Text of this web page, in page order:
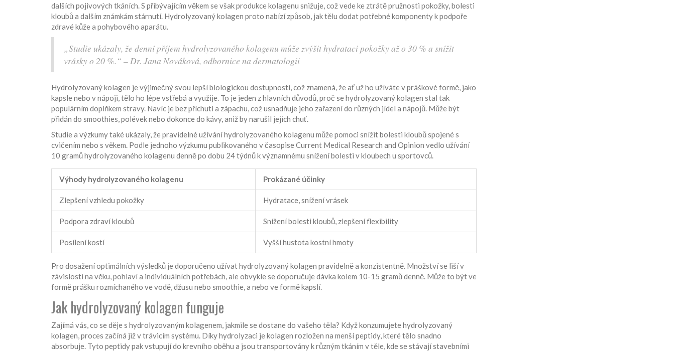
dalších pojivových tkáních. S přibývajícím věkem se však produkce kolagenu snižuje, což vede ke ztrátě pružnosti pokožky, bolesti
kloubů a dalším známkám stárnutí. Hydrolyzovaný kolagen proto nabízí způsob, jak tělu dodat potřebné komponenty k podpoře
zdravé kůže a pohybového aparátu.
„Studie ukázaly, že denní příjem hydrolyzovaného kolagenu může zvýšit hydrataci pokožky až o 30 % a snížit
vrásky o 20 %.“ – Dr. Jana Nováková, odbornice na dermatologii
Hydrolyzovaný kolagen je výjimečný svou lepší biologickou dostupností, což znamená, že ať už ho užíváte v práškové formě, jako
kapsle nebo v nápoji, tělo ho lépe vstřebá a využije. To je jeden z hlavních důvodů, proč se hydrolyzovaný kolagen stal tak
populárním doplňkem stravy. Navíc je bez příchuti a zápachu, což usnadňuje jeho zařazení do různých jídel a nápojů. Může být
přidán do smoothies, polévek nebo dokonce do kávy, aniž by narušil jejich chuť.
Studie a výzkumy také ukázaly, že pravidelné užívání hydrolyzovaného kolagenu může pomoci snížit bolesti kloubů spojené s
cvičením nebo s věkem. Podle jednoho výzkumu publikovaného v časopise Current Medical Research and Opinion vedlo užívání
10 gramů hydrolyzovaného kolagenu denně po dobu 24 týdnů k významnému snížení bolesti v kloubech u sportovců.
Výhody hydrolyzovaného kolagenu Prokázané účinky
Zlepšení vzhledu pokožky Hydratace, snížení vrásek
Podpora zdraví kloubů Snížení bolesti kloubů, zlepšení flexibility
Posílení kostí Vyšší hustota kostní hmoty
Pro dosažení optimálních výsledků je doporučeno užívat hydrolyzovaný kolagen pravidelně a konzistentně. Množství se liší v
závislosti na věku, pohlaví a individuálních potřebách, ale obvykle se doporučuje dávka kolem 10-15 gramů denně. Může to být ve
formě prášku rozmíchaného ve vodě, džusu nebo smoothie, a nebo ve formě kapslí.
Jak hydrolyzovaný kolagen funguje
Zajímá vás, co se děje s hydrolyzovaným kolagenem, jakmile se dostane do vašeho těla? Když konzumujete hydrolyzovaný
kolagen, proces začíná již v trávicím systému. Díky hydrolyzaci je kolagen rozložen na menší peptidy, které tělo snadno
absorbuje. Tyto peptidy pak vstupují do krevního oběhu a jsou transportovány k různým tkáním v těle, kde se stávají stavebními